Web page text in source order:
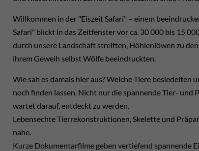
Willkommen in der "Eiszeit Safari" – einem
Safari" blickt in das Zeitfenster vor ca. 30 000 bis 15
durch unsere Landschaft streiften, Höhlenlöwen zu
ihrem Geweih selbst Wölfe beeindruckten.
Wie sah es damals hier aus? Welche Tiere besiedelten
noch finden lassen. Nicht nur die spannende Tier- und
wartet darauf, entdeckt zu werden.
Lebensechte Tierrekonstruktionen, Skelette und
nahe.
Kurze Dokumentarfilme geben vertiefend spannende